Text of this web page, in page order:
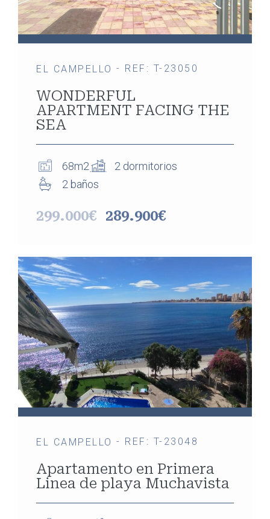
EL CAMPELLO - REF: T-23050
WONDERFUL
APARTMENT FACING THE
SEA
68m2
2 dormitorios
2 baños
299.000€ 289.900€
EL CAMPELLO - REF: T-23048
Apartamento en Primera
Linea de playa Muchavista